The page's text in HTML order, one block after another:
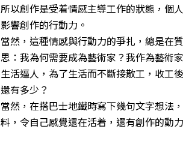
所以創作是受着情感主導工作的狀態，個
影響創作的行動力。
當然，這種情感與行動力的爭扎，總是在
思：我為何需要成為藝術家？我作為藝術
生活逼人，為了生活而不斷接散工，收工
還有多少？
當然，在搭巴士地鐵時寫下幾句文字想法
料，令自己感覺還在活着，還有創作的動